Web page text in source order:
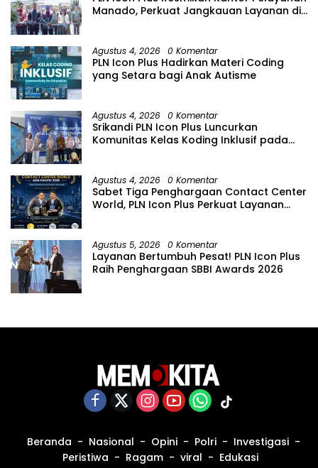
Manado, Perkuat Jangkauan Layanan di
Agustus 4, 2026 0 Komentar
PLN Icon Plus Hadirkan Materi Coding
yang Setara bagi Anak Autisme
Agustus 4, 2026 0 Komentar
Srikandi PLN Icon Plus Luncurkan
Komunitas Kelas Koding Inklusif pada
Agustus 4, 2026 0 Komentar
Sabet Tiga Penghargaan Contact Center
World, PLN Icon Plus Perkuat Layanan
Agustus 5, 2026 0 Komentar
Layanan Bertumbuh Pesat! PLN Icon Plus
Raih Penghargaan SBBI Awards 2026
Beranda Nasional Opini Polri
Investigasi
Peristiwa
Ragam viral Edukasi